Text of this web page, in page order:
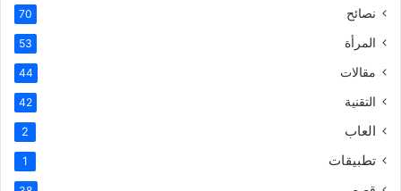
نصائح 70
المرأة 53
مقالات 44
التقنية 42
العاب 2
تطبيقات 1